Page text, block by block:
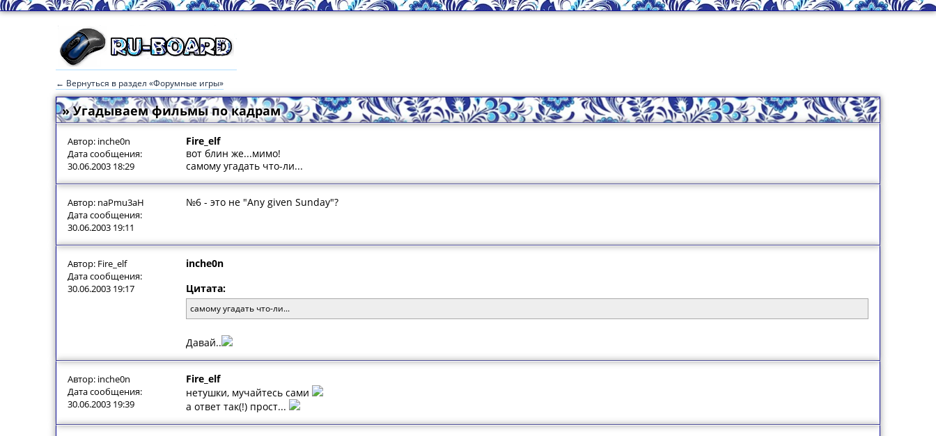
← Вернуться в раздел «Форумные игры»
» Угадываем фильмы по кадрам
Автор: inche0n
Дата сообщения:
30.06.2003 18:29
Fire_elf
вот блин же...мимо!
самому угадать что-ли...
Автор: naPmu3aH
Дата сообщения:
30.06.2003 19:11
№6 - это не "Any given Sunday"?
Автор: Fire_elf
Дата сообщения:
30.06.2003 19:17
inche0n
Цитата:
самому угадать что-ли...
Давай..
Автор: inche0n
Дата сообщения:
30.06.2003 19:39
Fire_elf
нетушки, мучайтесь сами
а ответ так(!) прост...